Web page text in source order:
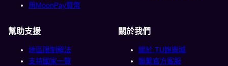
用MoonPay買幣
幫助支援
地區限制解法
支持國家一覽
關於我們
關於 TU娛樂城
聯繫官方客服